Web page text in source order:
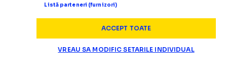
Listă parteneri (furnizori)
ACCEPT TOATE
VREAU SA MODIFIC SETARILE INDIVIDUAL